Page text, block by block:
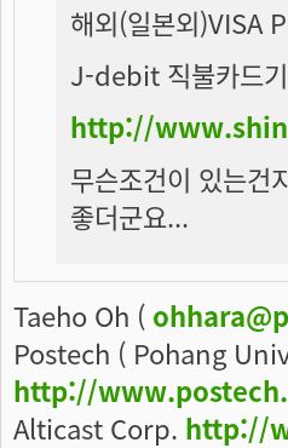
해외(일본외)VISA
J-debit 직불카드
http://
무슨조건이 있는건
좋더군요...
Taeho Oh (
Postech ( Pohang
http://
Alticast Corp. http://